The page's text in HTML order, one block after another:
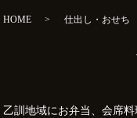
HOME 仕出し・おせち
乙訓地域にお弁当、会席